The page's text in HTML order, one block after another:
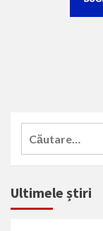
Caută
Ultimele știri